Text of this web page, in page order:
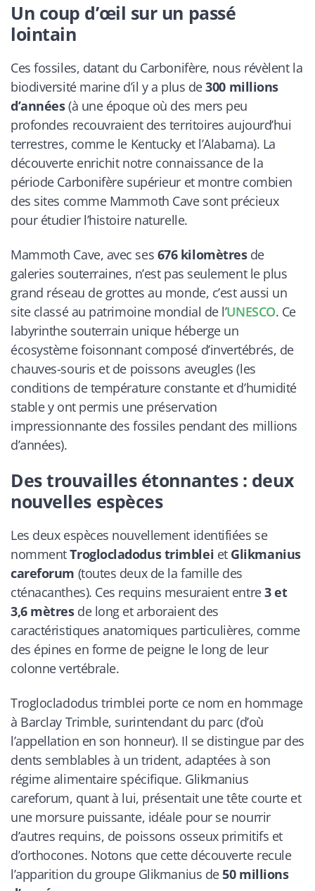
Un coup d’œil sur un passé
lointain
Ces fossiles, datant du Carbonifère, nous révèlent la
biodiversité marine d’il y a plus de300 millions
d’années(à une époque où des mers peu
profondes recouvraient des territoires aujourd’hui
terrestres, comme le Kentucky et l’Alabama). La
découverte enrichit notre connaissance de la
période Carbonifère supérieur et montre combien
des sites comme Mammoth Cave sont précieux
pour étudier l’histoire naturelle.
Mammoth Cave, avec ses 676 kilomètresde
galeries souterraines, n’est pas seulement le plus
grand réseau de grottes au monde, c’est aussi un
site classé au patrimoine mondial de l’UNESCO. Ce
labyrinthe souterrain unique héberge un
écosystème foisonnant composé d’invertébrés, de
chauves-souris et de poissons aveugles (les
conditions de température constante et d’humidité
stable y ont permis une préservation
impressionnante des fossiles pendant des millions
d’années).
Des trouvailles étonnantes : deux
nouvelles espèces
Les deux espèces nouvellement identifiées se
nommentTroglocladodus trimblei et Glikmanius
careforum (toutes deux de la famille des
cténacanthes). Ces requins mesuraient entre3 et
3,6 mètresde long et arboraient des
caractéristiques anatomiques particulières, comme
des épines en forme de peigne le long de leur
colonne vertébrale.
Troglocladodus trimblei porte ce nom en hommage
à Barclay Trimble, surintendant du parc (d’où
l’appellation en son honneur). Il se distingue par des
dents semblables à un trident, adaptées à son
régime alimentaire spécifique. Glikmanius
careforum, quant à lui, présentait une tête courte et
une morsure puissante, idéale pour se nourrir
d’autres requins, de poissons osseux primitifs et
d’orthocones. Notons que cette découverte recule
l’apparition du groupe Glikmanius de50 millions